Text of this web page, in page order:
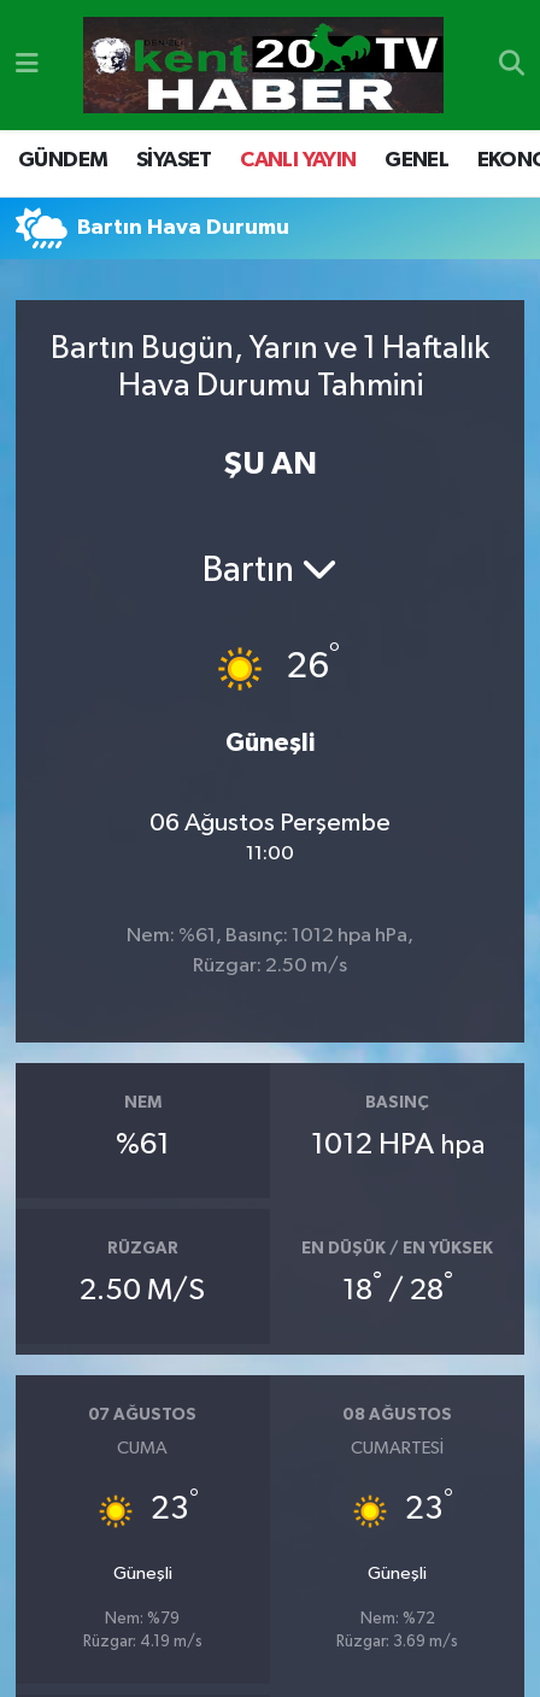
GÜNDEM SİYASET CANLI YAYIN GENEL
Bartın Hava Durumu
Bartın Bugün, Yarın ve 1 Haftalık
Hava Durumu Tahmini
ŞU AN
Bartın
26°
Güneşli
06 Ağustos Perşembe
11:00
Nem: %61, Basınç: 1012 hpa hPa,
Rüzgar: 2.50 m/s
NEM
%61
BASINÇ
1012 HPA hpa
RÜZGAR
2.50 M/S
EN DÜŞÜK / EN YÜKSEK
18° / 28°
07 AĞUSTOS
CUMA
23°
Güneşli
Nem: %79
Rüzgar: 4.19 m/s
08 AĞUSTOS
CUMARTESI
23°
Güneşli
Nem: %72
Rüzgar: 3.69 m/s
GÜNDEM
SİYASET
EKONOMİ
SPOR
Denizli Nöbetçi Eczaneler
Denizli Hava Durumu
Süper Lig Puan Durumu ve Fikstür
Tüm Manşetler
Son Dakika Haberleri